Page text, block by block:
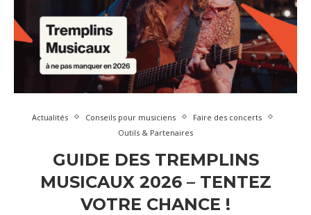
Actualités Conseils pour musiciens
Faire des concerts
Outils & Partenaires
GUIDE DES TREMPLINS
MUSICAUX 2026 – TENTEZ
VOTRE CHANCE !